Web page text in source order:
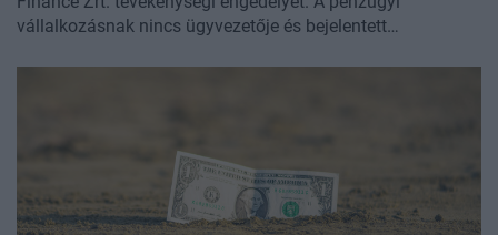
vállalkozásnak nincs ügyvezetője és bejelentett